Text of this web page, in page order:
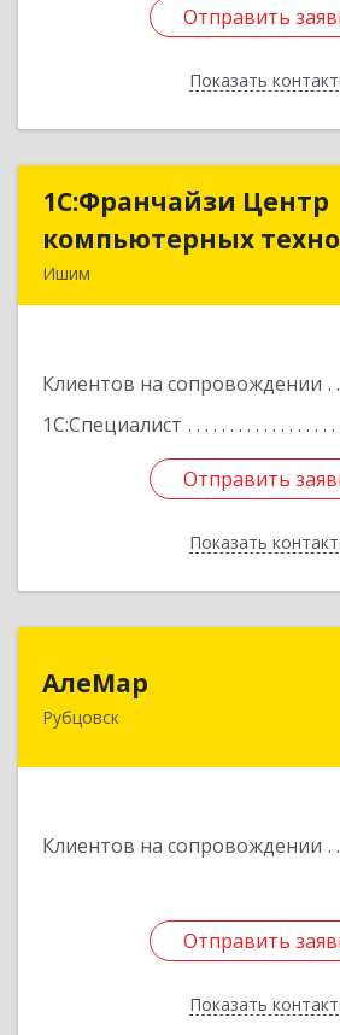
Отправить
Показать
Отправить
Назад
1С:Франчайзи Центр
компьютерных
Ишим
Клиентов на сопровождении
1С:Специалист
Отправить
Показать
компьютерных
Отправить
Назад
АлеМар
Рубцовск
Клиентов на сопровождении
Отправить
Показать
Отправить
Назад